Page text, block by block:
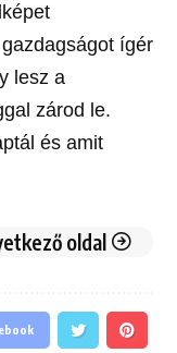
ígér
lesz a
zárod le.
és amit
oldal